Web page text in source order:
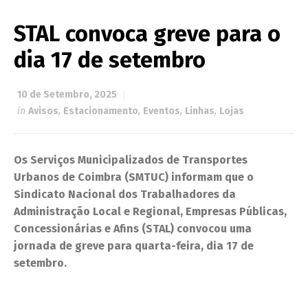
STAL convoca greve para o
dia 17 de setembro
10 de Setembro, 2025
in Avisos, Estacionamento, Eventos, Linhas, Lojas
Os Serviços Municipalizados de Transportes
Urbanos de Coimbra (SMTUC) informam que o
Sindicato Nacional dos Trabalhadores da
Administração Local e Regional, Empresas Públicas,
Concessionárias e Afins (STAL) convocou uma
jornada de greve para quarta-feira, dia 17 de
setembro.